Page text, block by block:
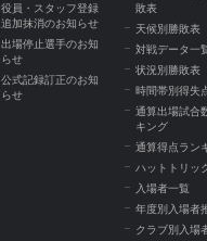
役員・スタッフ登録
追加抹消のお知らせ
出場停止選手のお知
らせ
公式記録訂正のお知
らせ
敗表
天候別勝敗表
対戦データ一
状況別勝敗表
時間帯別得失
通算出場試合
キング
通算得点ラン
ハットトリッ
入場者一覧
年度別入場者
クラブ別入場